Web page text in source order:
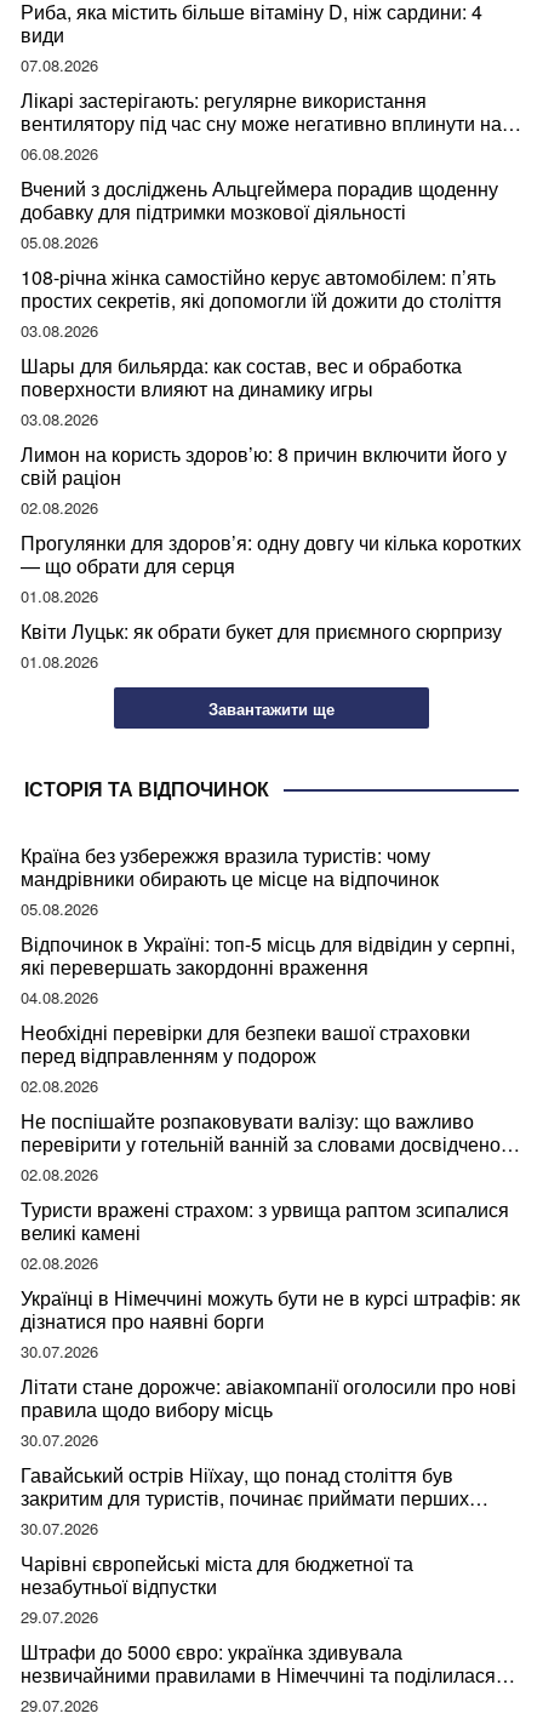
Риба, яка містить більше вітаміну D, ніж сардини: 4
види
07.08.2026
Лікарі застерігають: регулярне використання
вентилятору під час сну може негативно вплинути на
ваше здоров’я
06.08.2026
Вчений з досліджень Альцгеймера порадив щоденну
добавку для підтримки мозкової діяльності
05.08.2026
108-річна жінка самостійно керує автомобілем: п’ять
простих секретів, які допомогли їй дожити до століття
03.08.2026
Шары для бильярда: как состав, вес и обработка
поверхности влияют на динамику игры
03.08.2026
Лимон на користь здоров’ю: 8 причин включити його у
свій раціон
02.08.2026
Прогулянки для здоров’я: одну довгу чи кілька коротких
— що обрати для серця
01.08.2026
Квіти Луцьк: як обрати букет для приємного сюрпризу
01.08.2026
Завантажити ще
ІСТОРІЯ ТА ВІДПОЧИНОК
Країна без узбережжя вразила туристів: чому
мандрівники обирають це місце на відпочинок
05.08.2026
Відпочинок в Україні: топ-5 місць для відвідин у серпні,
які перевершать закордонні враження
04.08.2026
Необхідні перевірки для безпеки вашої страховки
перед відправленням у подорож
02.08.2026
Не поспішайте розпаковувати валізу: що важливо
перевірити у готельній ванній за словами досвідченої
мандрівниці
02.08.2026
Туристи вражені страхом: з урвища раптом зсипалися
великі камені
02.08.2026
Українці в Німеччині можуть бути не в курсі штрафів: як
дізнатися про наявні борги
30.07.2026
Літати стане дорожче: авіакомпанії оголосили про нові
правила щодо вибору місць
30.07.2026
Гавайський острів Ніїхау, що понад століття був
закритим для туристів, починає приймати перших
відвідувачів
30.07.2026
Чарівні європейські міста для бюджетної та
незабутньої відпустки
29.07.2026
Штрафи до 5000 євро: українка здивувала
незвичайними правилами в Німеччині та поділилася
правдою
29.07.2026